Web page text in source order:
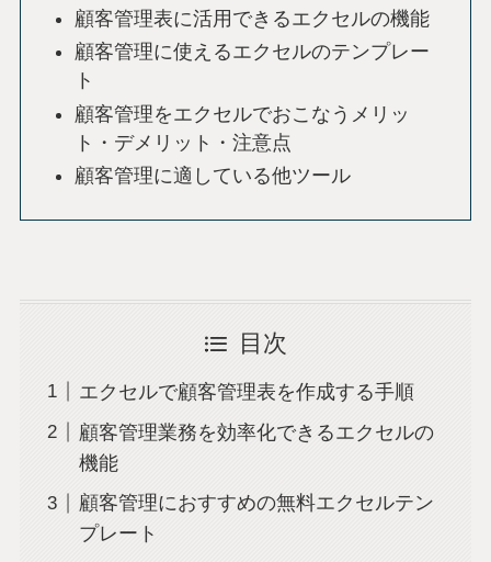
顧客管理表に活用できるエクセルの機能
顧客管理に使えるエクセルのテンプレー
ト
顧客管理をエクセルでおこなうメリッ
ト・デメリット・注意点
顧客管理に適している他ツール
目次
エクセルで顧客管理表を作成する手順
顧客管理業務を効率化できるエクセルの
機能
顧客管理におすすめの無料エクセルテン
プレート